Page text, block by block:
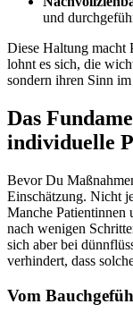
und
Diese Haltung macht
lohnt es sich, die
sondern ihren Sinn
Das
individuelle
Bevor Du
Einschätzung. Nicht
Manche Patientinnen
nach wenigen
sich aber bei
verhindert, dass
Vom